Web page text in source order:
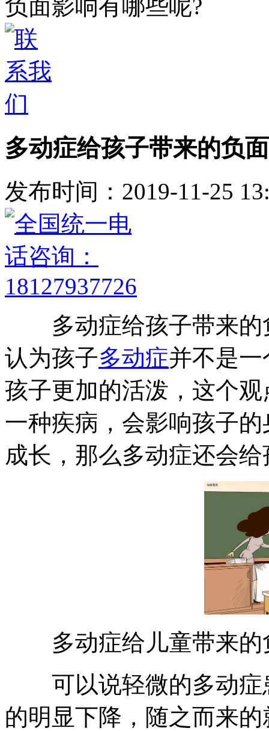
负面影响有哪些呢?
多动症给孩子带来的负
发布时间：2019-11-25
多动症给孩子带来的
认为孩子多动症并不是
孩子更加的活泼，这个
一种疾病，会影响孩子
成长，那么多动症还会
多动症给儿童带来的
可以说轻微的多动症
的明显下降，随之而来